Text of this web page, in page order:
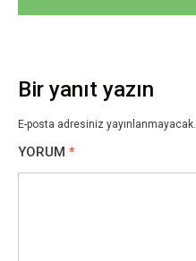
Bir yanıt yazın
E-posta adresiniz yayınlanmayacak.
YORUM *